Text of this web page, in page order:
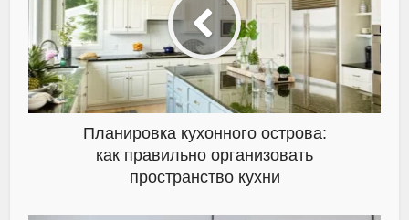
Планировка кухонного острова:
как правильно организовать
пространство кухни